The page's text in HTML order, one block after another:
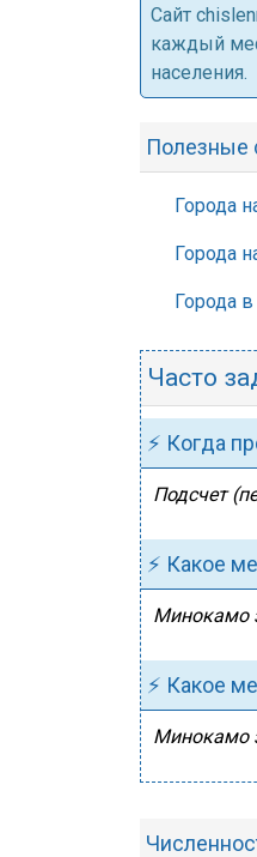
Cайт
каждый
населения.
Полезные
Города
Города
Города
Часто
⚡ Когда
Подсчет
⚡ Какое
Минокамо
⚡ Какое
Минокамо